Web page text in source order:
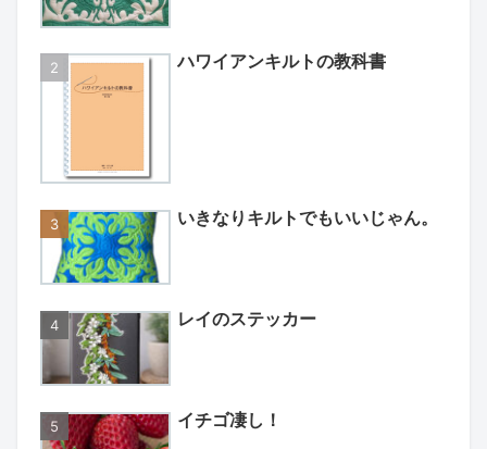
ハワイアンキルトの教科書
いきなりキルトでもいいじゃん。
レイのステッカー
イチゴ凄し！